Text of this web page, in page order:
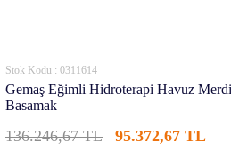
Stok Kodu : 0311614
Gemaş Eğimli Hidroterapi Havuz
Basamak
136.246,67 TL 95.372,67 TL